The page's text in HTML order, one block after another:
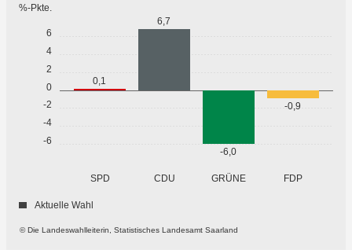
-6
-4
-2
0
2
4
6
%-Pkte.
SPD CDU GRÜNE FDP
0,1
6,7
-6,0
-0,9
© Die Landeswahlleiterin, Statistisches Landesamt Saarland
Aktuelle Wahl